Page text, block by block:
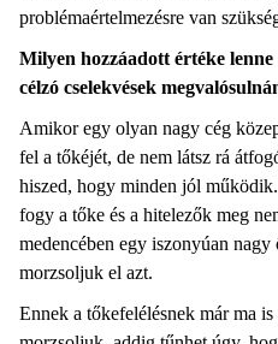
problémaértelmezésre van
Milyen hozzáadott értéke
célzó cselekvések
Amikor egy olyan nagy cég
fel a tőkéjét, de nem látsz rá
hiszed, hogy minden jól
fogy a tőke és a hitelezők meg
medencében egy iszonyúan
morzsoljuk el azt.
Ennek a tőkefelélésnek már ma